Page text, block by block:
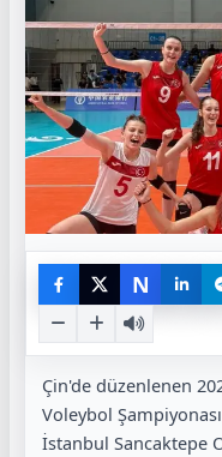
N
Çin'de düzenlenen
Voleybol
İstanbul Sancaktepe